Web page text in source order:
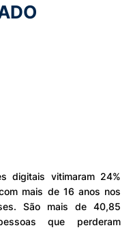
mais de 16 anos nos
São mais de 40,85
que perderam